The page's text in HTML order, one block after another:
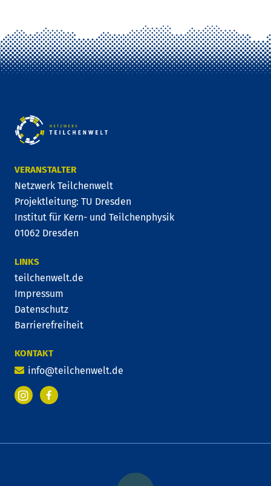
VERANSTALTER
Netzwerk Teilchenwelt
Projektleitung: TU Dresden
Institut für Kern- und Teilchenphysik
01062 Dresden
LINKS
teilchenwelt.de
Impressum
Datenschutz
Barrierefreiheit
KONTAKT
info@teilchenwelt.de
Instagram
Facebook